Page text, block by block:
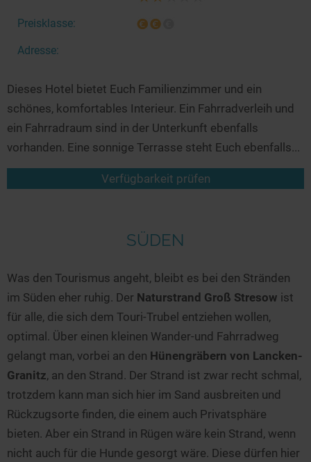
Preisklasse:
Adresse:
Dieses Hotel bietet Euch Familienzimmer und ein
schönes, komfortables Interieur. Ein Fahrradverleih und
ein Fahrradraum sind in der Unterkunft ebenfalls
vorhanden. Eine sonnige Terrasse steht Euch ebenfalls...
Verfügbarkeit prüfen
SÜDEN
Was den Tourismus angeht, bleibt es bei den Stränden
im Süden eher ruhig. Der Naturstrand Groß Stresow ist
für alle, die sich dem Touri-Trubel entziehen wollen,
optimal. Über einen kleinen Wander-und Fahrradweg
gelangt man, vorbei an den Hünengräbern von Lancken-
Granitz, an den Strand. Der Strand ist zwar recht schmal,
trotzdem kann man sich hier im Sand ausbreiten und
Rückzugsorte finden, die einem auch Privatsphäre
bieten. Aber ein Strand in Rügen wäre kein Strand, wenn
nicht auch für die Hunde gesorgt wäre. Diese dürfen hier